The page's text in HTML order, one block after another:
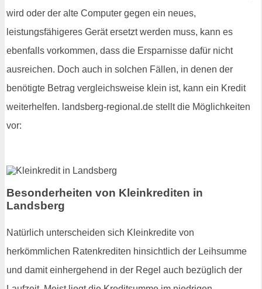
wird oder der alte Computer gegen ein neues,
leistungsfähigeres Gerät ersetzt werden muss, kann es
ebenfalls vorkommen, dass die Ersparnisse dafür nicht
ausreichen. Doch auch in solchen Fällen, in denen der
benötigte Betrag vergleichsweise klein ist, kann ein Kredit
weiterhelfen. landsberg-regional.de stellt die Möglichkeiten
vor:
Besonderheiten von Kleinkrediten in
Landsberg
Natürlich unterscheiden sich Kleinkredite von
herkömmlichen Ratenkrediten hinsichtlich der Leihsumme
und damit einhergehend in der Regel auch bezüglich der